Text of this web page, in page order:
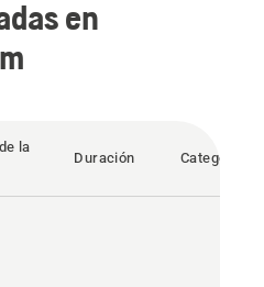
en
la
Duración Categoría